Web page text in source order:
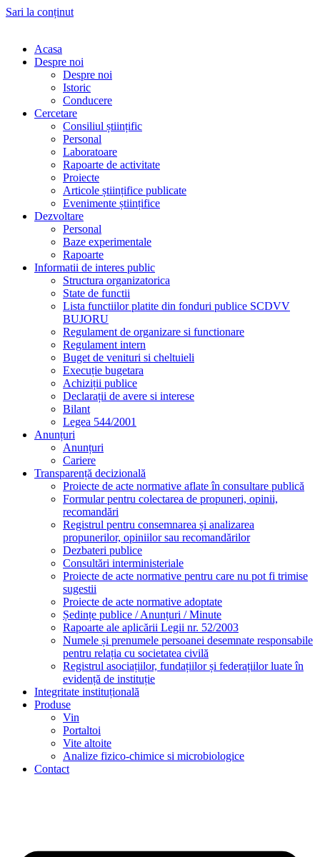
Sari la conținut
Acasa
Despre noi
Despre noi
Istoric
Conducere
Cercetare
Consiliul științific
Personal
Laboratoare
Rapoarte de activitate
Proiecte
Articole științifice publicate
Evenimente științifice
Dezvoltare
Personal
Baze experimentale
Rapoarte
Informatii de interes public
Structura organizatorica
State de functii
Lista functiilor platite din fonduri publice SCDVV
BUJORU
Regulament de organizare si functionare
Regulament intern
Buget de venituri si cheltuieli
Execuție bugetara
Achiziții publice
Declarații de avere si interese
Bilant
Legea 544/2001
Anunțuri
Anunțuri
Cariere
Transparență decizională
Proiecte de acte normative aflate în consultare publică
Formular pentru colectarea de propuneri, opinii,
recomandări
Registrul pentru consemnarea și analizarea
propunerilor, opiniilor sau recomandărilor
Dezbateri publice
Consultări interministeriale
Proiecte de acte normative pentru care nu pot fi trimise
sugestii
Proiecte de acte normative adoptate
Ședințe publice / Anunțuri / Minute
Rapoarte ale aplicării Legii nr. 52/2003
Numele și prenumele persoanei desemnate responsabile
pentru relația cu societatea civilă
Registrul asociațiilor, fundațiilor și federațiilor luate în
evidență de instituție
Integritate instituțională
Produse
Vin
Portaltoi
Vite altoite
Analize fizico-chimice si microbiologice
Contact